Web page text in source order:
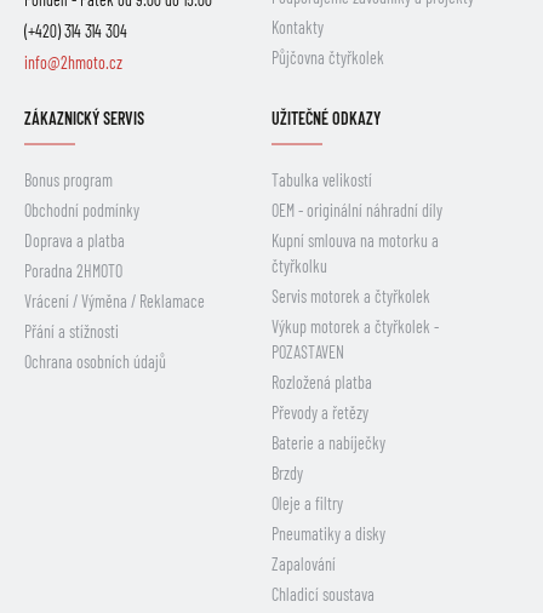
(+420) 314 314 304
info@2hmoto.cz
Kontakty
Půjčovna čtyřkolek
ZÁKAZNICKÝ SERVIS
Bonus program
Obchodní podmínky
Doprava a platba
Poradna 2HMOTO
Vrácení / Výměna / Reklamace
Přání a stížnosti
Ochrana osobních údajů
UŽITEČNÉ ODKAZY
Tabulka velikostí
OEM - originální náhradní díly
Kupní smlouva na motorku a
čtyřkolku
Servis motorek a čtyřkolek
Výkup motorek a čtyřkolek -
POZASTAVEN
Rozložená platba
Převody a řetězy
Baterie a nabíječky
Brzdy
Oleje a filtry
Pneumatiky a disky
Zapalování
Chladicí soustava